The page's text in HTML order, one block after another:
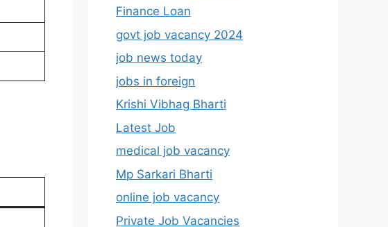
Finance Loan
govt job vacancy 2024
job news today
jobs in foreign
Krishi Vibhag Bharti
Latest Job
medical job vacancy
Mp Sarkari Bharti
online job vacancy
Private Job Vacancies